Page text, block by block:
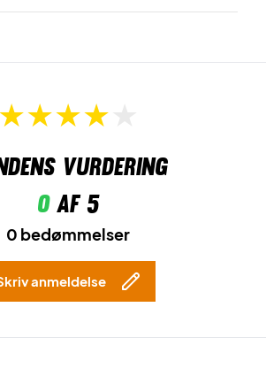
vurdering
0af 5
0 bedømmelser
anmeldelse